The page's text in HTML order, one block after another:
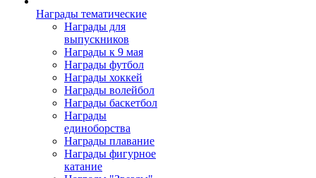
Награды тематические
Награды для
выпускников
Награды к 9 мая
Награды футбол
Награды хоккей
Награды волейбол
Награды баскетбол
Награды
единоборства
Награды плавание
Награды фигурное
катание